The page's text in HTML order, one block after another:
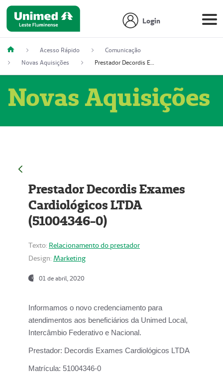
Login
Acesso Rápido
Comunicação
Novas Aquisições
Prestador Decordis Exames Cardiológicos LTDA (51004346-0)
Novas Aquisições
Prestador Decordis Exames
Cardiológicos LTDA
(51004346-0)
Texto: Relacionamento do prestador
Design: Marketing
01 de abril, 2020
Informamos o novo credenciamento para
atendimentos aos beneficiários da Unimed Local,
Intercâmbio Federativo e Nacional.
Prestador: Decordis Exames Cardiológicos LTDA
Matrícula: 51004346-0